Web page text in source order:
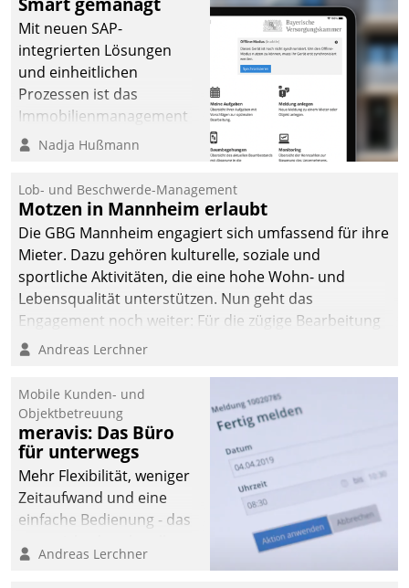
Mit neuen SAP-
integrierten Lösungen
und einheitlichen
Prozessen ist das
Immobilienmanagement
der Bayerischen
Ressort Kapitalanlage für
künftige Aufgaben und
Herausforderungen
gerüstet.
Nadja Hußmann
Lob- und Beschwerde-Management
Motzen in Mannheim erlaubt
Die GBG Mannheim engagiert sich umfassend für ihre
Mieter. Dazu gehören kulturelle, soziale und
sportliche Aktivitäten, die eine hohe Wohn- und
Lebensqualität unterstützen. Nun geht das
Engagement noch weiter: Für die zügige Bearbeitung
von Beschwerden – oder Lob – richtet das
und Beschwerde-Management einen eigenen Kanal
ein.
Andreas Lerchner
Mobile Kunden- und
Objektbetreuung
meravis: Das Büro
für unterwegs
Mehr Flexibilität, weniger
Zeitaufwand und eine
einfache Bedienung - das
Cockpit für mobile
Andreas Lerchner